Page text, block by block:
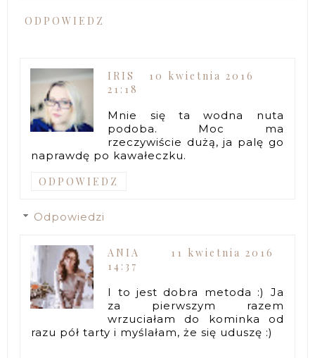
ODPOWIEDZ
IRIS
10 kwietnia 2016
21:18
Mnie się ta wodna nuta
podoba. Moc ma
rzeczywiście dużą, ja palę go
naprawdę po kawałeczku.
ODPOWIEDZ
Odpowiedzi
ANIA
11 kwietnia 2016
14:37
I to jest dobra metoda :) Ja
za pierwszym razem
wrzuciałam do kominka od
razu pół tarty i myślałam, że się uduszę :)